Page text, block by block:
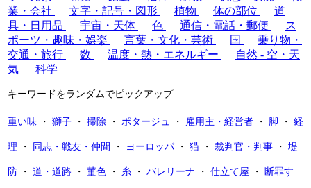
業・会社
文字・記号・図形 植物 体の部位
道
具・日用品
宇宙・天体 色 通信・電話・郵便
ス
ポーツ・趣味・娯楽
言葉・文化・芸術 国
乗り物・
交通・旅行
数 温度・熱・エネルギー
自然 - 空・天
気
科学
キーワードをランダムでピックアップ
重い味 ・ 獅子 ・ 掃除 ・ ポタージュ ・ 雇用主・経営者 ・ 脚 ・ 経
理 ・ 同志・戦友・仲間 ・ ヨーロッパ ・ 猫 ・ 裁判官・判事 ・ 堤
防 ・ 道・道路 ・ 菫色 ・ 糸 ・ バレリーナ ・ 仕立て屋 ・ 断罪す